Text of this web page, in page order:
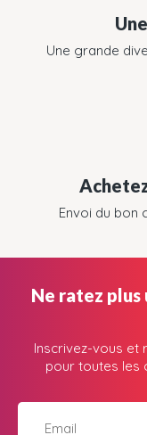
Une grande
Envoi du bon
Ne ratez plus
Inscrivez-vous et
pour toutes les